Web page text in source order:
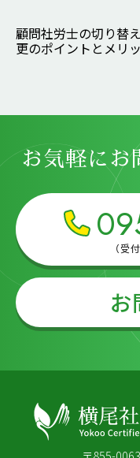
顧問社労士の切り替
更のポイントとメリ
お気軽にお
（受
お
長崎・島原の労務